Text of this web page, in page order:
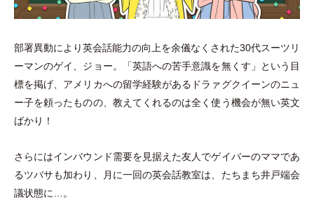
部署異動により英会話能力の向上を余儀なくされた30代スーツリ
ーマンのゲイ、ジョー。
「英語への苦手意識を無くす 」
という目
標を掲げ、アメリカへの留学経験があるドラァグクイーンのニュ
ー子を頼ったものの、教えてくれるのは全く使う機会が無い英文
ばかり！
さらにはインバウンド需要を見据えた友人でゲイバーのママであ
るツバサも加わり、月に一回の英会話教室は、たちまち井戸端会
議状態に…。